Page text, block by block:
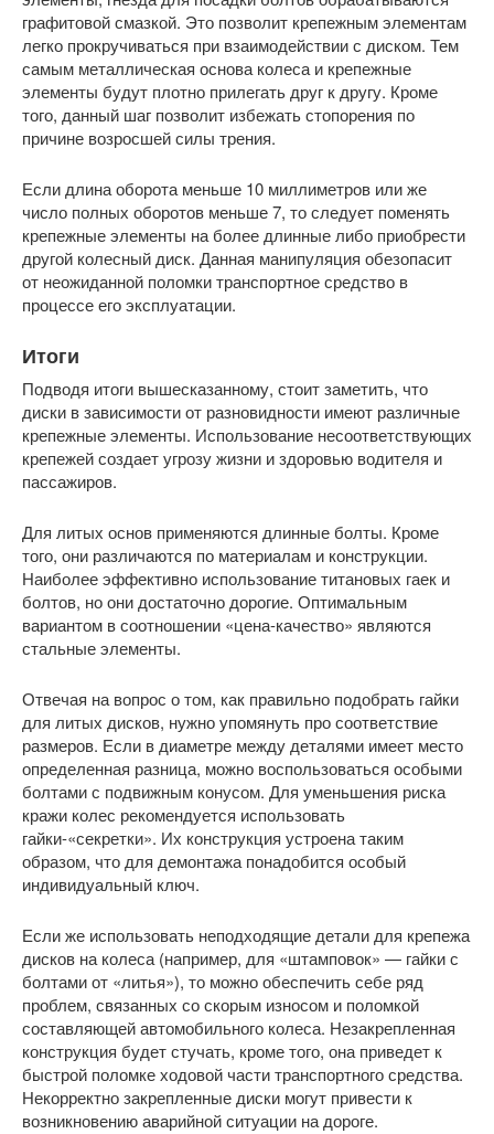
графитовой смазкой. Это позволит крепежным элементам
легко прокручиваться при взаимодействии с диском. Тем
самым металлическая основа колеса и крепежные
элементы будут плотно прилегать друг к другу. Кроме
того, данный шаг позволит избежать стопорения по
причине возросшей силы трения.
Если длина оборота меньше 10 миллиметров или же
число полных оборотов меньше 7, то следует поменять
крепежные элементы на более длинные либо приобрести
другой колесный диск. Данная манипуляция обезопасит
от неожиданной поломки транспортное средство в
процессе его эксплуатации.
Итоги
Подводя итоги вышесказанному, стоит заметить, что
диски в зависимости от разновидности имеют различные
крепежные элементы. Использование несоответствующих
крепежей создает угрозу жизни и здоровью водителя и
пассажиров.
Для литых основ применяются длинные болты. Кроме
того, они различаются по материалам и конструкции.
Наиболее эффективно использование титановых гаек и
болтов, но они достаточно дорогие. Оптимальным
вариантом в соотношении «цена-качество» являются
стальные элементы.
Отвечая на вопрос о том, как правильно подобрать гайки
для литых дисков, нужно упомянуть про соответствие
размеров. Если в диаметре между деталями имеет место
определенная разница, можно воспользоваться особыми
болтами с подвижным конусом. Для уменьшения риска
кражи колес рекомендуется использовать
гайки-«секретки». Их конструкция устроена таким
образом, что для демонтажа понадобится особый
индивидуальный ключ.
Если же использовать неподходящие детали для крепежа
дисков на колеса (например, для «штамповок» — гайки с
болтами от «литья»), то можно обеспечить себе ряд
проблем, связанных со скорым износом и поломкой
составляющей автомобильного колеса. Незакрепленная
конструкция будет стучать, кроме того, она приведет к
быстрой поломке ходовой части транспортного средства.
Некорректно закрепленные диски могут привести к
возникновению аварийной ситуации на дороге.